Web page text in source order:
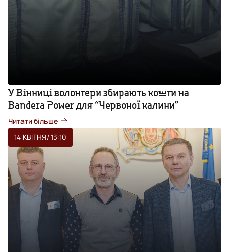
У Вінниці волонтери збирають кошти на
Bandera Power для “Червоної калини”
Читати більше
14 КВІТНЯ/ 13:10